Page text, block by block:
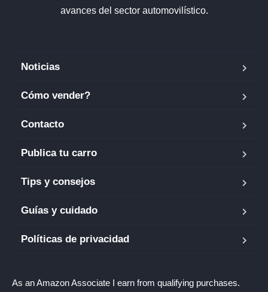
avances del sector automovilístico.
Noticias
Cómo vender?
Contacto
Publica tu carro
Tips y consejos
Guías y cuidado
Políticas de privacidad
As an Amazon Associate I earn from qualifying purchases.